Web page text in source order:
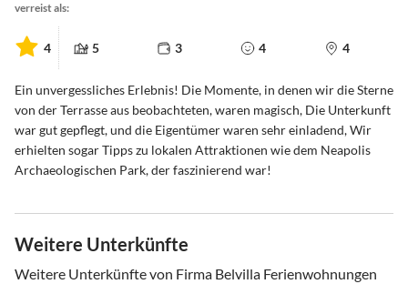
verreist als:
4 5 3 4 4
Ein unvergessliches Erlebnis! Die Momente, in denen wir die Sterne
von der Terrasse aus beobachteten, waren magisch, Die Unterkunft
war gut gepflegt, und die Eigentümer waren sehr einladend, Wir
erhielten sogar Tipps zu lokalen Attraktionen wie dem Neapolis
Archaeologischen Park, der faszinierend war!
Weitere Unterkünfte
Weitere Unterkünfte von Firma Belvilla Ferienwohnungen